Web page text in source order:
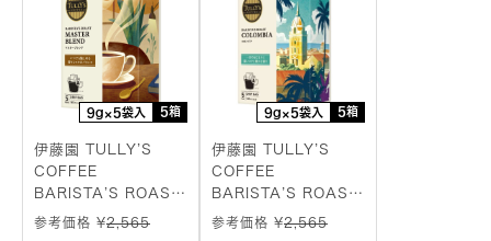
9g×5袋入 5箱
伊藤園 TULLY’S
COFFEE
BARISTA’S ROAST
マスターブレンド ド
参考価格 ¥2,565
9g×5袋入 5箱
伊藤園 TULLY’S
COFFEE
BARISTA’S ROAST
コロンビア ドリップ
参考価格 ¥2,565